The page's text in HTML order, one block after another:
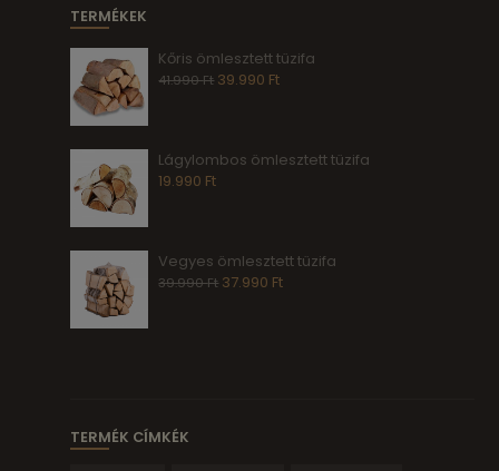
TERMÉKEK
Kőris ömlesztett tüzifa
41.990Ft 39.990 Ft
Lágylombos ömlesztett tüzifa
19.990 Ft
Vegyes ömlesztett tüzifa
39.990Ft 37.990 Ft
TERMÉK CÍMKÉK